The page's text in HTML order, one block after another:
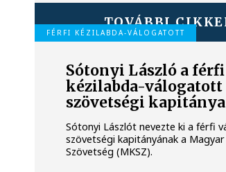
TOVÁBBI
FÉRFI KÉZILABDA-VÁLOGATOTT
Sótonyi László a férfi
kézilabda-válogatott
szövetségi kapitánya
Sótonyi Lászlót nevezte ki a férfi
szövetségi kapitányának a
Szövetség (MKSZ).